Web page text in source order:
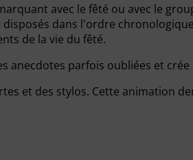
avec le fêté ou avec le
dans l'ordre
de la vie du fêté.
anecdotes parfois oubliées et
et des stylos. Cette animation